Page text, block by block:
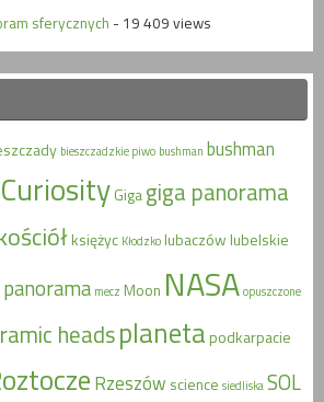
sferycznych - 19 409 views
bieszczadzkie piwo bushman bushman
CuriosityGigagiga panorama
księżyc Kłodzkolubaczówlubelskie
mecz Moon NASAopuszczone
headsplanetapodkarpacie
Rzeszów science siedliskaSOL